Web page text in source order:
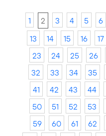
1 2 3 4 5 6
13
14 15 16 17
23
24 25 26
32
33 34 35
41
42 43 44
50
51 52 53
59
60 61 62